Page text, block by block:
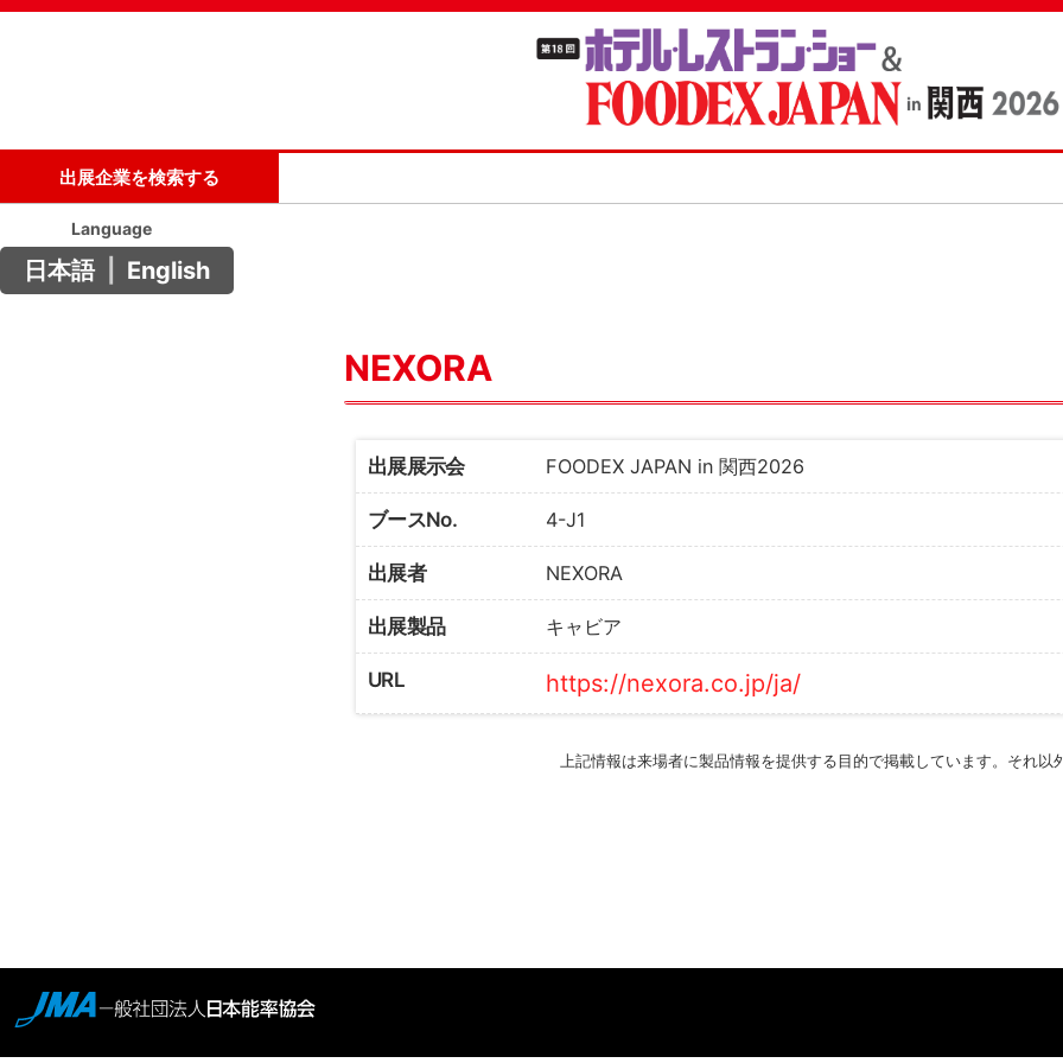
出展企業を検索する
Language
日本語 English
NEXORA
出展展示会 FOODEX JAPAN in 関西2026
ブースNo. 4-J1
出展者 NEXORA
出展製品 キャビア
URL https://nexora.co.jp/ja/
上記情報は来場者に製品情報を提供する目的で掲載しています。それ